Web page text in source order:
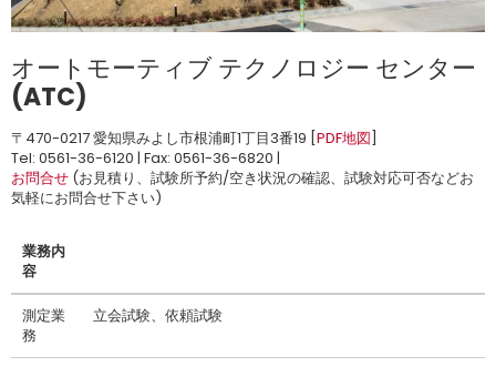
オートモーティブ テクノロジー センター
(ATC)
〒470-0217 愛知県みよし市根浦町1丁目3番19 [ PDF地図
Tel: 0561-36-6120 | Fax: 0561-36-6820 |
お問合せ (お見積り、試験所予約/空き状況の確認、試験対応可否などお
気軽にお問合せ下さい)
業務内
容
測定業
務
立会試験、依頼試験